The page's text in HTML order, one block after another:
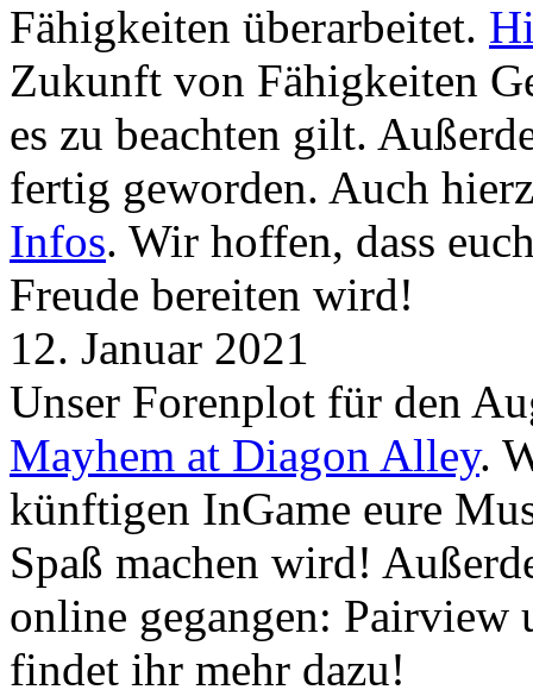
Fähigkeiten überarbeitet.
Zukunft von Fähigkeiten
es zu beachten gilt.
fertig geworden. Auch
Infos. Wir hoffen, dass
Freude bereiten wird!
12. Januar 2021
Unser Forenplot für den
Mayhem at Diagon Alley.
künftigen InGame eure
Spaß machen wird!
online gegangen:
findet ihr mehr dazu!